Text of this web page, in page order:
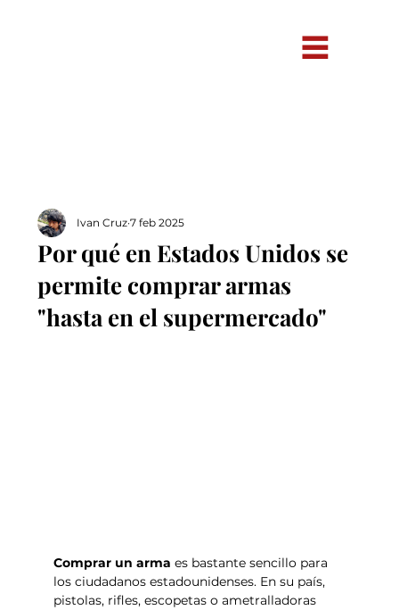
Por qué en Estados Unidos se
permite comprar armas
"hasta en el supermercado"
Ivan Cruz 7 feb 2025
Comprar un arma es bastante sencillo para
los ciudadanos estadounidenses. En su país,
pistolas, rifles, escopetas o ametralladoras